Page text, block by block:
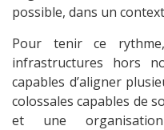
possible, dans un
Pour tenir ce
infrastructures hors
capables d’aligner
colossales capables de
et une